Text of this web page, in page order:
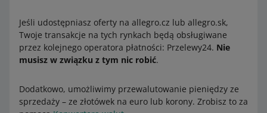
Jeśli udostępniasz oferty na allegro.cz lub allegro.sk,
Twoje transakcje na tych rynkach będą obsługiwane
przez kolejnego operatora płatności: Przelewy24. Nie
musisz w związku z tym nic robić.
Dodatkowo, umożliwimy przewalutowanie pieniędzy ze
sprzedaży – ze złotówek na euro lub korony. Zrobisz to za